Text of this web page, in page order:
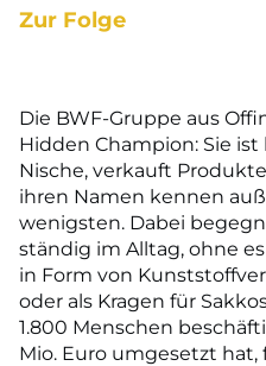
Zur Folge
Die BWF-Gruppe aus
Hidden Champion: Sie
Nische, verkauft
ihren Namen kennen
wenigsten. Dabei
ständig im Alltag, ohne
in Form von
oder als Kragen für
1.800 Menschen
Mio. Euro umgesetzt